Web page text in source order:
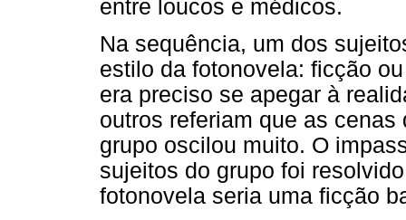
entre loucos e médicos.
Na sequência, um dos
estilo da fotonovela: ficção
era preciso se apegar à
outros referiam que as
grupo oscilou muito. O
sujeitos do grupo foi
fotonovela seria uma ficção